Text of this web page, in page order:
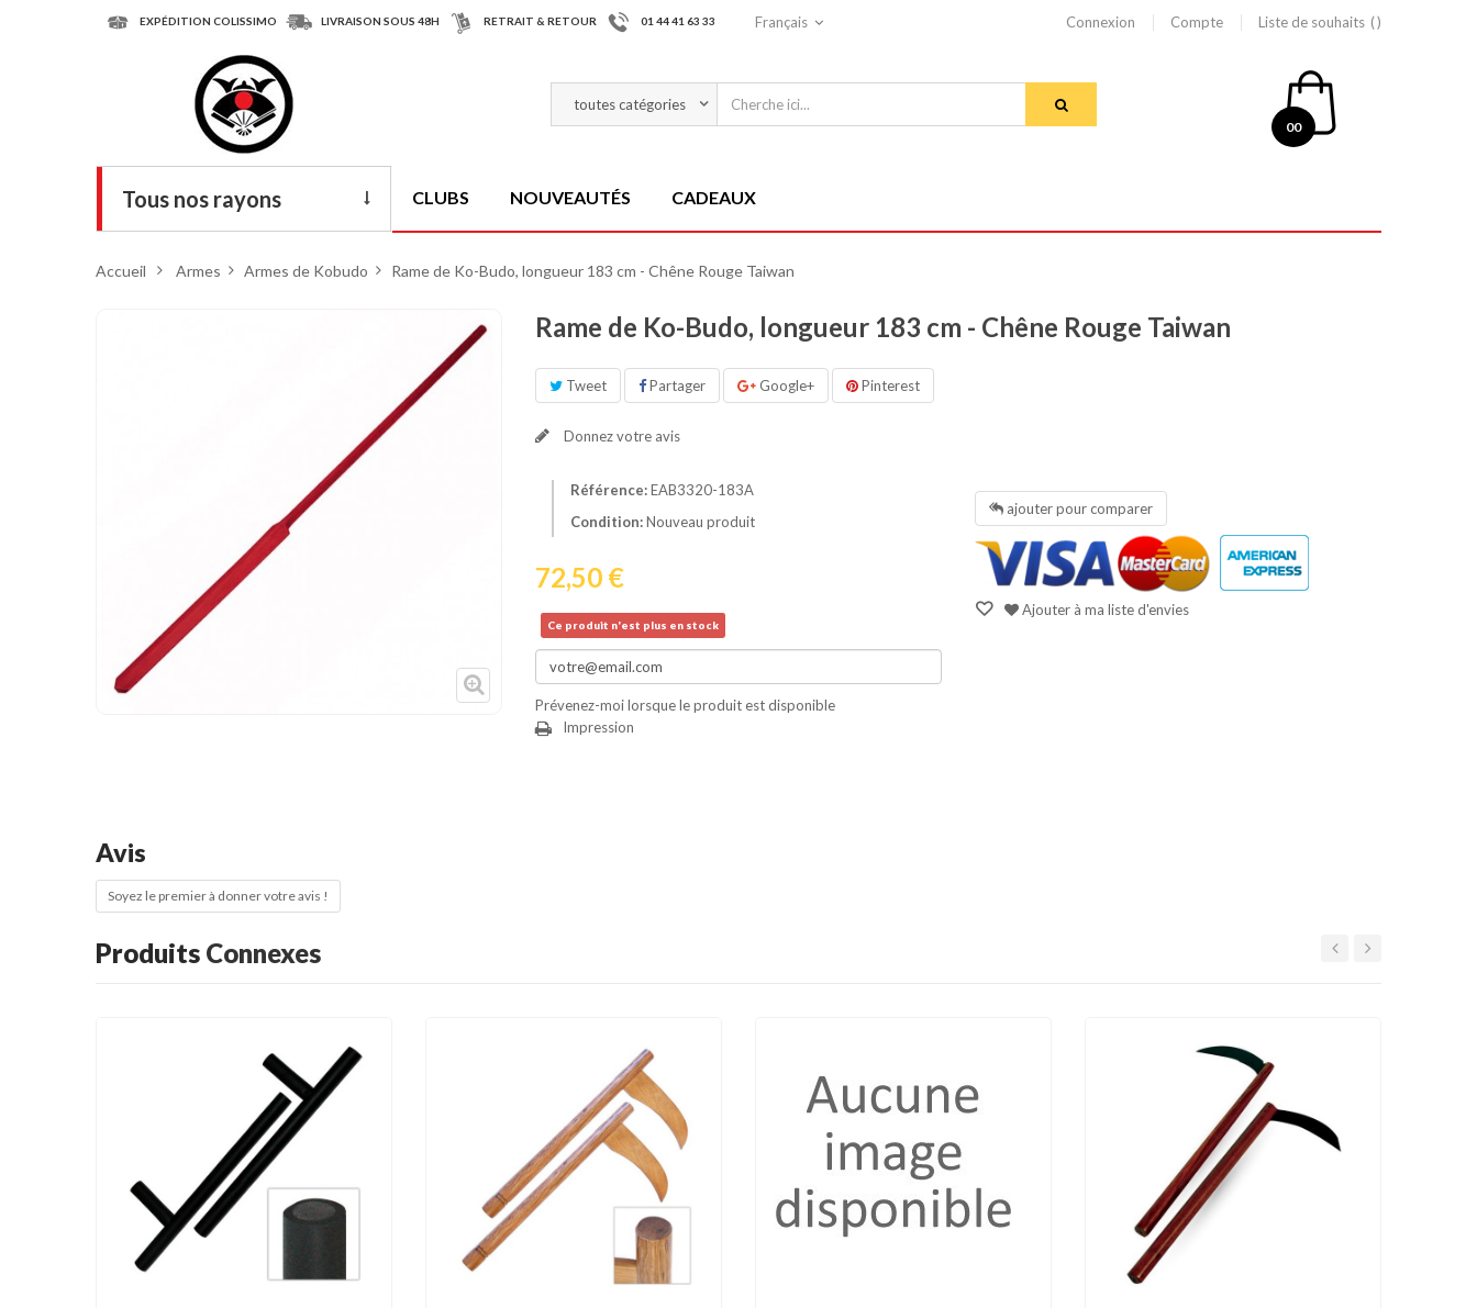
EXPÉDITION COLISSIMO LIVRAISON SOUS 48H RETRAIT & RETOUR 01 44 41 63 33 Français Connexion Compte Liste de souhaits
00
Tous nos rayons
Condition physique
Accessoires
Tatamis
CLUBS NOUVEAUTÉS CADEAUX
Accueil > Armes > Armes de Kobudo > Rame de Ko-Budo, longueur 183 cm - Chêne Rouge Taiwan
Rame de Ko-Budo, longueur 183 cm - Chêne Rouge Taiwan
Tweet Partager Google+ Pinterest
Donnez votre avis
Référence:EAB3320-183A
Condition:Nouveau produit
72,50 €
Ce produit n'est plus en stock
Prévenez-moi lorsque le produit est disponible
Impression
ajouter pour comparer
Ajouter à ma liste d'envies
Avis
Soyez le premier à donner votre avis !
Produits Connexes